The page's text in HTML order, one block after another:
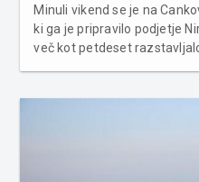
Minuli vikend se je na
ki ga je pripravilo podjetje
več kot petdeset